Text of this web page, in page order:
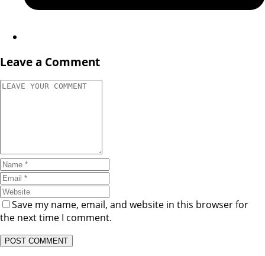
Leave a Comment
Save my name, email, and website in this browser for
the next time I comment.